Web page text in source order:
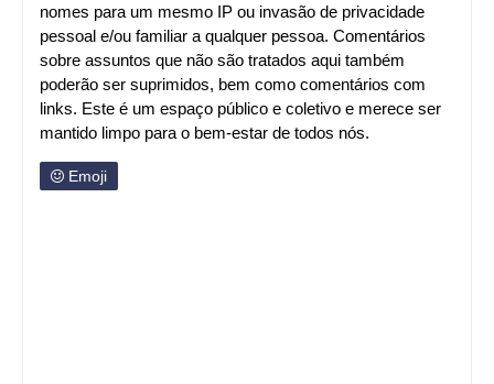
nomes para um mesmo IP ou invasão de privacidade
pessoal e/ou familiar a qualquer pessoa. Comentários
sobre assuntos que não são tratados aqui também
poderão ser suprimidos, bem como comentários com
links. Este é um espaço público e coletivo e merece ser
mantido limpo para o bem-estar de todos nós.
Emoji